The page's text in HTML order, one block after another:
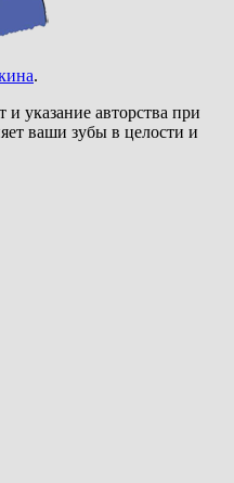
.
и указание авторства при
ваши зубы в целости и